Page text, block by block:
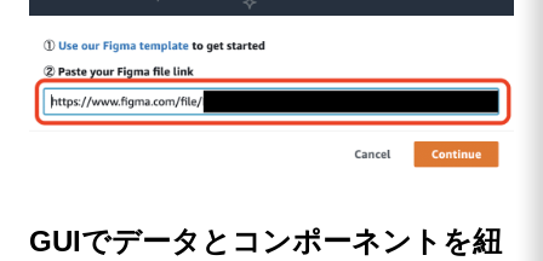
GUIでデータとコンポーネントを紐